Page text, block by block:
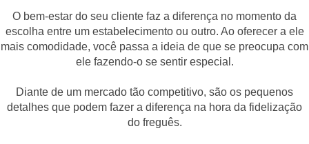
O bem-estar do seu cliente faz a diferença no momento da
escolha entre um estabelecimento ou outro. Ao oferecer a ele
mais comodidade, você passa a ideia de que se preocupa com
ele fazendo-o se sentir especial.
Diante de um mercado tão competitivo, são os pequenos
detalhes que podem fazer a diferença na hora da fidelização
do freguês.